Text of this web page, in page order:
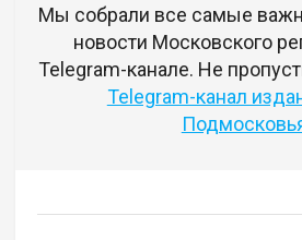
Мы собрали все самые
новости Московского
Telegram-канале. Не
Telegram-канал